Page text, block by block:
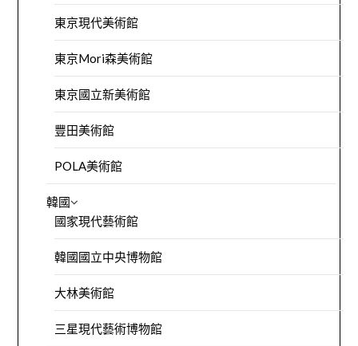
東京現代美術館
東京Mori森美術館
東京國立新美術館
豐田美術館
POLA美術館
韓國
國家現代藝術館
韓國國立中央博物館
大林美術館
三星現代藝術博物館